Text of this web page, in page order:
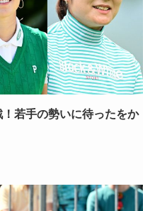
若手の勢いに待ったをか